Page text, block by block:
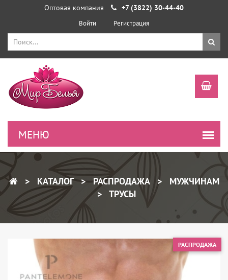
Оптовая компания +7 (3822) 30-44-40
Войти Регистрация
КАТАЛОГ РАСПРОДАЖА
МУЖЧИНАМ
ТРУСЫ
РАСПРОДАЖА